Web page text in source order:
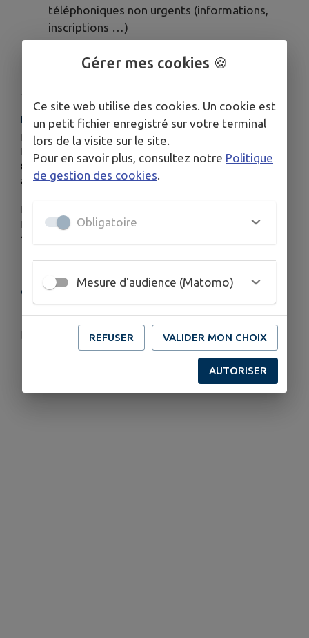
téléphoniques non urgents (informations,
inscriptions …)
HORAIRES
Ecole :
Lundi, mardi, jeudi et vendredi
8h30-11h30 et 13h30-16h30
accueil des élèves 10 min avant l'heure
Etude:
Lundi, mardi, jeudi et vendredi
16h30-18h00
COORDONNÉES
4 Bis rue Esnault Pelterie, 78117 Toussus le Noble
0781787u@ac-versailles.fr
Gérer mes cookies 🍪
Ce site web utilise des cookies. Un cookie est
un petit fichier enregistré sur votre terminal
lors de la visite sur le site.
Pour en savoir plus, consultez notre Politique
de gestion des cookies
Obligatoire
Mesure d'audience (Matomo)
REFUSER VALIDER MON CHOIX
AUTORISER